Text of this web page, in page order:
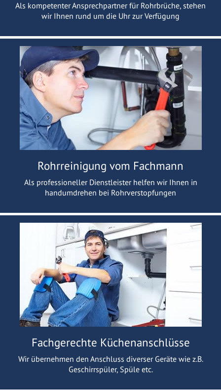
Als kompetenter Ansprechpartner für Rohrbrüche, stehen
wir Ihnen rund um die Uhr zur Verfügung
Rohrreinigung vom Fachmann
Als professioneller Dienstleister helfen wir Ihnen in
handumdrehen bei Rohrverstopfungen
Fachgerechte Küchenanschlüsse
Wir übernehmen den Anschluss diverser Geräte wie z.B.
Geschirrspüler, Spüle etc.